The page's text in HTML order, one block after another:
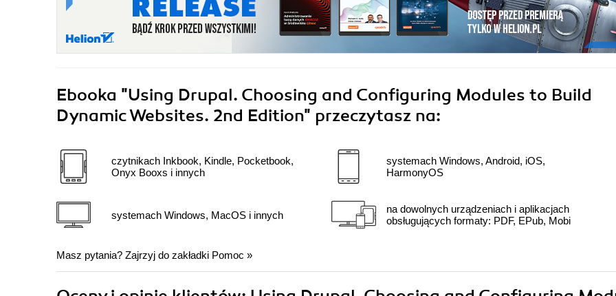
Ebooka "Using Drupal. Choosing and Configuring Modules to Build
Dynamic Websites. 2nd Edition" przeczytasz na:
czytnikach Inkbook, Kindle, Pocketbook,
Onyx Booxs i innych
systemach Windows, MacOS i innych
systemach Windows, Android, iOS,
HarmonyOS
na dowolnych urządzeniach i aplikacjach
obsługujących formaty: PDF, EPub, Mobi
Masz pytania? Zajrzyj do zakładki Pomoc »